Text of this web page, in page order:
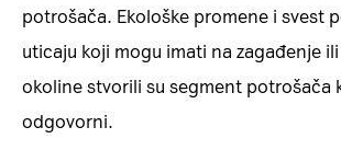
potrošača. Ekološke promene i svest
uticaju koji mogu imati na zagađenje
okoline stvorili su segment potrošača
odgovorni.